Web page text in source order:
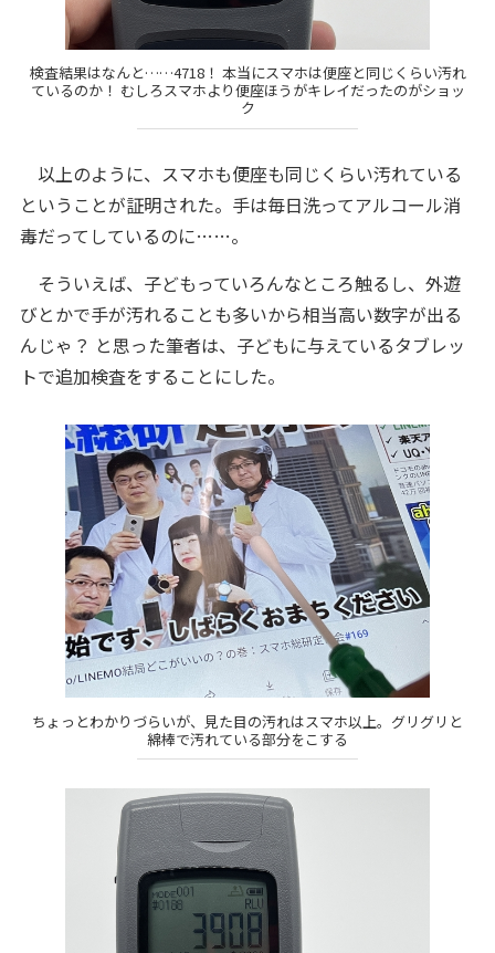
検査結果はなんと……4718！ 本当にスマホは便座と同じくらい汚れ
ているのか！ むしろスマホより便座ほうがキレイだったのがショッ
ク
以上のように、スマホも便座も同じくらい汚れている
ということが証明された。手は毎日洗ってアルコール消
毒だってしているのに……。
そういえば、子どもっていろんなところ触るし、外遊
びとかで手が汚れることも多いから相当高い数字が出る
んじゃ？ と思った筆者は、子どもに与えているタブレッ
トで追加検査をすることにした。
ちょっとわかりづらいが、見た目の汚れはスマホ以上。グリグリと
綿棒で汚れている部分をこする